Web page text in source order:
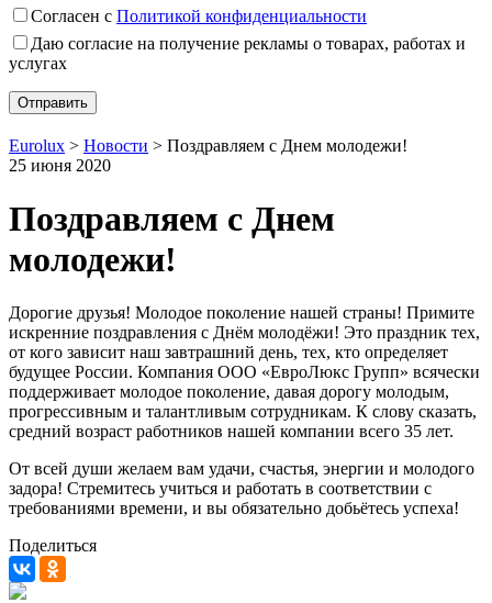
Согласен с Политикой конфиденциальности
Даю согласие на получение рекламы о товарах, работах и
услугах
Eurolux > Новости > Поздравляем с Днем молодежи!
25 июня 2020
Поздравляем с Днем
молодежи!
Дорогие друзья! Молодое поколение нашей страны! Примите
искренние поздравления с Днём молодёжи! Это праздник тех,
от кого зависит наш завтрашний день, тех, кто определяет
будущее России. Компания ООО «ЕвроЛюкс Групп» всячески
поддерживает молодое поколение, давая дорогу молодым,
прогрессивным и талантливым сотрудникам. К слову сказать,
средний возраст работников нашей компании всего 35 лет.
От всей души желаем вам удачи, счастья, энергии и молодого
задора! Стремитесь учиться и работать в соответствии с
требованиями времени, и вы обязательно добьётесь успеха!
Поделиться